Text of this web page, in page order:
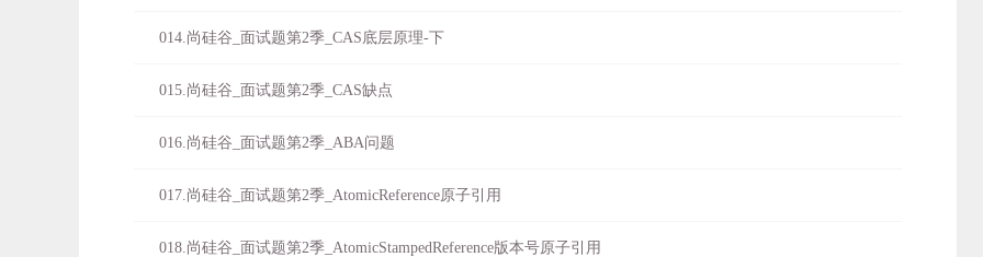
014.尚硅谷_面试题第2季_CAS底层原理-下
015.尚硅谷_面试题第2季_CAS缺点
016.尚硅谷_面试题第2季_ABA问题
017.尚硅谷_面试题第2季_AtomicReference原子引用
018.尚硅谷_面试题第2季_AtomicStampedReference版本号原子引用